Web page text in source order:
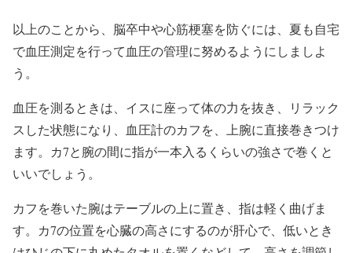
以上のことから、脳卒中や心筋梗塞を防ぐには、夏も自宅
で血圧測定を行って血圧の管理に努めるようにしましよ
う。
血圧を測るときは、イスに座って体の力を抜き、リラック
スした状態になり、血圧計のカフを、上腕に直接巻きつけ
ます。カ7と腕の間に指が一本入るくらいの強さで巻くと
いいでしょう。
カフを巻いた腕はテーブルの上に置き、指は軽く曲げま
す。カ7の位置を心臓の高さにするのが肝心で、低いとき